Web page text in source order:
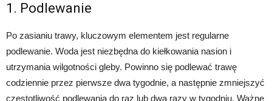
1. Podlewanie
Po zasianiu trawy, kluczowym elementem jest regularne
podlewanie. Woda jest niezbędna do kiełkowania nasion i
utrzymania wilgotności gleby. Powinno się podlewać trawę
codziennie przez pierwsze dwa tygodnie, a następnie zmniejszyć
częstotliwość podlewania do raz lub dwa razy w tygodniu. Ważne